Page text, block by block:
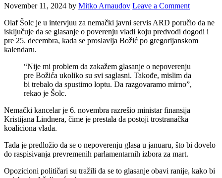
November 11, 2024 by Mitko Arnaudov Leave a Comment
Olaf Šolc je u intervjuu za nemački javni servis ARD poručio da ne
isključuje da se glasanje o poverenju vladi koju predvodi dogodi i
pre 25. decembra, kada se proslavlja Božić po gregorijanskom
kalendaru.
“Nije mi problem da zakažem glasanje o nepoverenju
pre Božića ukoliko su svi saglasni. Takođe, mislim da
bi trebalo da spustimo loptu. Da razgovaramo mirno”,
rekao je Šolc.
Nemački kancelar je 6. novembra razrešio ministar finansija
Kristijana Lindnera, čime je prestala da postoji trostranačka
koaliciona vlada.
Tada je predložio da se o nepoverenju glasa u januaru, što bi dovelo
do raspisivanja prevremenih parlamentarnih izbora za mart.
Opozicioni političari su tražili da se to glasanje obavi ranije, kako bi